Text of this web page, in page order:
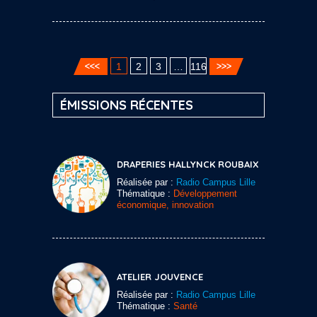
1 2 3 116
ÉMISSIONS RÉCENTES
DRAPERIES HALLYNCK ROUBAIX
Réalisée par : Radio Campus Lille
Thématique : Développement
économique, innovation
ATELIER JOUVENCE
Réalisée par : Radio Campus Lille
Thématique : Santé